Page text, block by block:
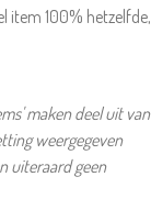
item 100% hetzelfde,
maken deel uit van
weergegeven
uiteraard geen